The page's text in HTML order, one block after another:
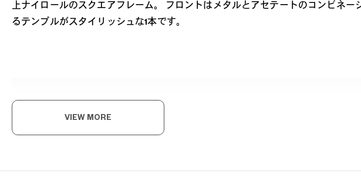
上ナイロールのスクエアフレーム。 フロントはメタルとアセテートのコンビネ
るテンプルがスタイリッシュな1本です。
BUTTERFLY EFFECT 商品
VIEW MORE